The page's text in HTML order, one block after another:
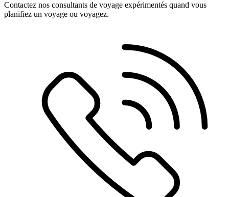
Contactez nos consultants de voyage expérimentés quand vous
planifiez un voyage ou voyagez.